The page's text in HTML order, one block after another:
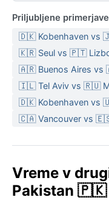
bombažna oblačila,
jakna; dežnik pride
Najprijetnejši čas za
februarja, ko so
raziskovanje.
vročina soparna.
so poletne prašne
onesnaženje. Snega
Priljubljene
🇩🇰 Kobenhaven vs
🇰🇷 Seul vs 🇵🇹
🇦🇷 Buenos Aires vs
🇮🇱 Tel Aviv vs 🇷🇺
🇩🇰 Kobenhaven vs
🇨🇦 Vancouver vs
Vreme v
Pakistan 🇵🇰